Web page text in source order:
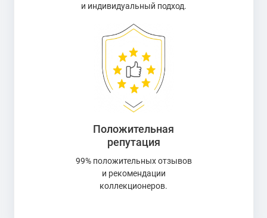
и индивидуальный подход.
Положительная
репутация
99% положительных отзывов
и рекомендации
коллекционеров.